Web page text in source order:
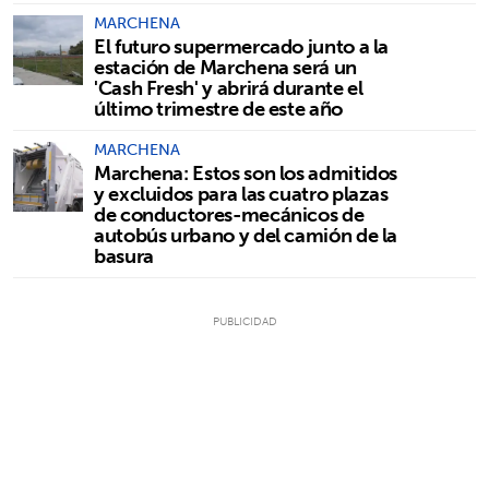
MARCHENA
El futuro supermercado junto a la
estación de Marchena será un
'Cash Fresh' y abrirá durante el
último trimestre de este año
MARCHENA
Marchena: Estos son los admitidos
y excluidos para las cuatro plazas
de conductores-mecánicos de
autobús urbano y del camión de la
basura